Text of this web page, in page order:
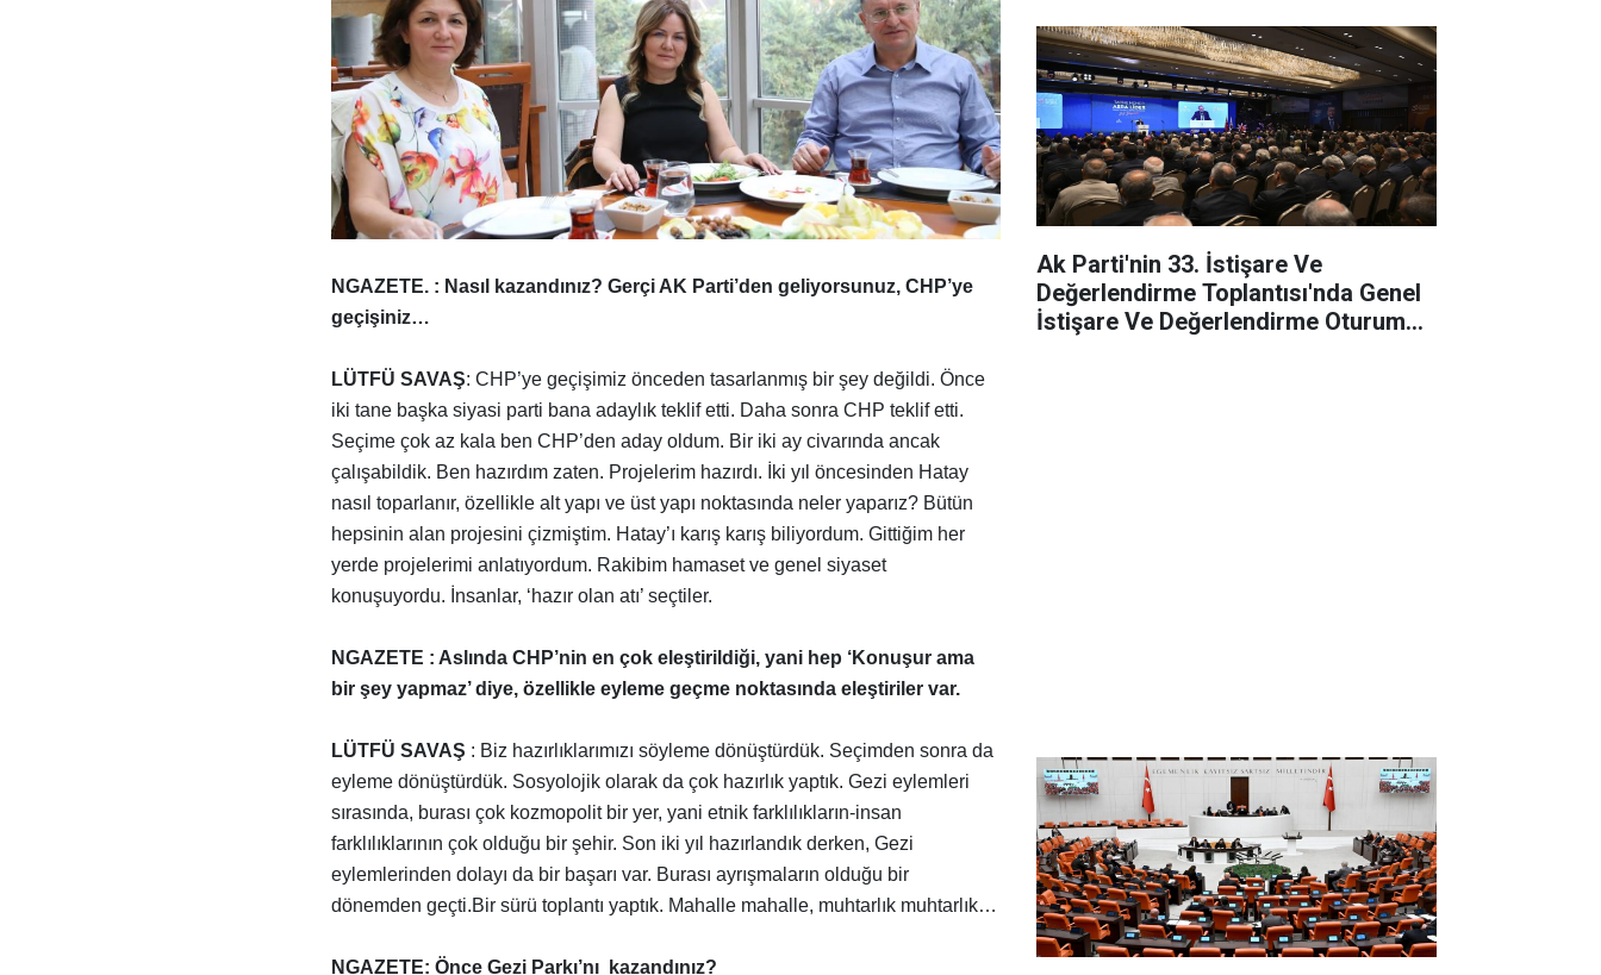
NGAZETE. : Nasıl kazandınız? Gerçi AK Parti’den geliyorsunuz, CHP’ye
geçişiniz…
LÜTFÜ SAVAŞ: CHP’ye geçişimiz önceden tasarlanmış bir şey değildi. Önce
iki tane başka siyasi parti bana adaylık teklif etti. Daha sonra CHP teklif etti.
Seçime çok az kala ben CHP’den aday oldum. Bir iki ay civarında ancak
çalışabildik. Ben hazırdım zaten. Projelerim hazırdı. İki yıl öncesinden Hatay
nasıl toparlanır, özellikle alt yapı ve üst yapı noktasında neler yaparız? Bütün
hepsinin alan projesini çizmiştim. Hatay’ı karış karış biliyordum. Gittiğim her
yerde projelerimi anlatıyordum. Rakibim hamaset ve genel siyaset
konuşuyordu. İnsanlar, ‘hazır olan atı’ seçtiler.
NGAZETE : Aslında CHP’nin en çok eleştirildiği, yani hep ‘Konuşur ama
bir şey yapmaz’ diye, özellikle eyleme geçme noktasında eleştiriler var.
LÜTFÜ SAVAŞ : Biz hazırlıklarımızı söyleme dönüştürdük. Seçimden sonra da
eyleme dönüştürdük. Sosyolojik olarak da çok hazırlık yaptık. Gezi eylemleri
sırasında, burası çok kozmopolit bir yer, yani etnik farklılıkların-insan
farklılıklarının çok olduğu bir şehir. Son iki yıl hazırlandık derken, Gezi
eylemlerinden dolayı da bir başarı var. Burası ayrışmaların olduğu bir
dönemden geçti.Bir sürü toplantı yaptık. Mahalle mahalle, muhtarlık muhtarlık…
NGAZETE: Önce Gezi Parkı’nı kazandınız?
Ak Parti'nin 33. İstişare Ve
Değerlendirme Toplantısı'nda Genel
İstişare Ve Değerlendirme Oturumu